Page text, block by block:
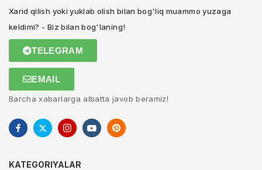
Xarid qilish yoki yuklab olish bilan bog'liq muammo yuzaga
keldimi? - Biz bilan bog'laning!
TELEGRAM
EMAIL
Barcha xabarlarga albatta javob beramiz!
KATEGORIYALAR